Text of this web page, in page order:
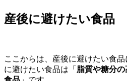
産後に避けたい食品
ここからは、産後に避けたい食
に避けたい食品は「 脂質や糖分